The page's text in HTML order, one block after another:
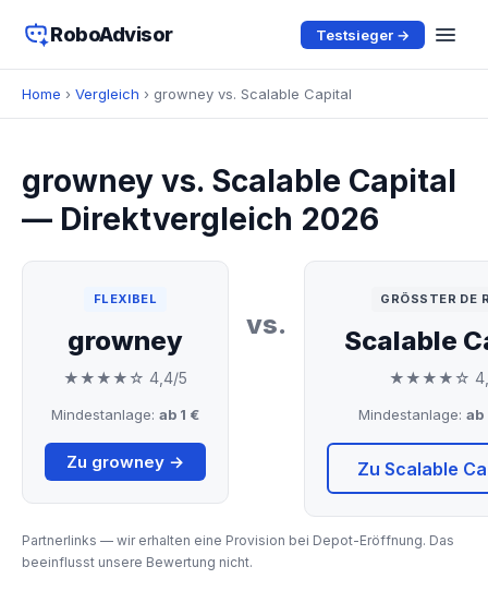
RoboAdvisor Testsieger →
Home › Vergleich › growney vs. Scalable Capital
growney vs. Scalable Capital
— Direktvergleich 2026
FLEXIBEL
growney
★★★★☆ 4,4/5
Mindestanlage: ab 1 €
Zu growney →
vs.
GRÖSSTER DE
Scalable
★★★★☆
Mindestanlage: ab
Zu Scalable
Partnerlinks — wir erhalten eine Provision bei Depot-Eröffnung. Das
beeinflusst unsere Bewertung nicht.